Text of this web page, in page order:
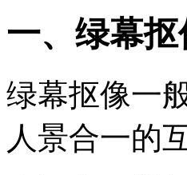
一、绿幕抠
绿幕抠像一
人景合一的